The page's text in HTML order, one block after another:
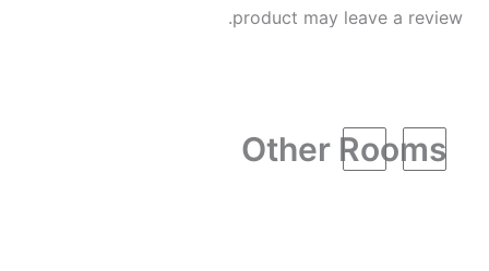
product may leave a review.
Other Rooms